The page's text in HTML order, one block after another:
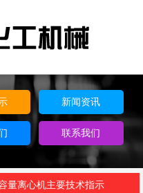
新闻资讯
联系我们
量离心机主要技术指示